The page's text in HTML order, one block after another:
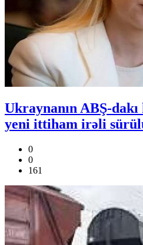
Ukraynanın ABŞ-
yeni ittiham irəli
0
0
161